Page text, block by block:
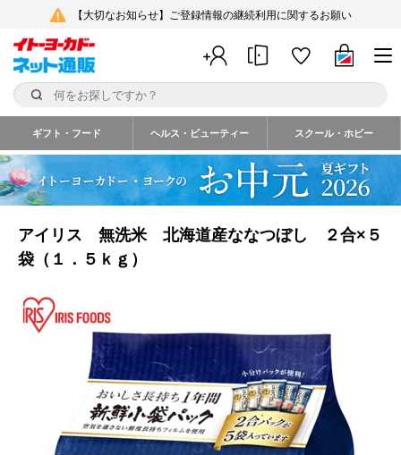
【大切なお知らせ】ご登録情報の継続利用に関するお願い
ギフト・フード ヘルス・ビューティー スクール・ホビー
アイリス 無洗米 北海道産ななつぼし ２合×５
袋（１．５ｋｇ）